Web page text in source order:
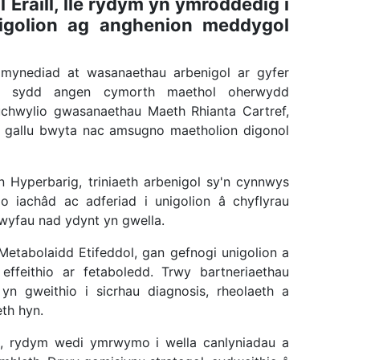
ag anghenion meddygol
at wasanaethau arbenigol ar gyfer
angen cymorth maethol oherwydd
gwasanaethau Maeth Rhianta Cartref,
bwyta nac amsugno maetholion digonol
Hyperbarig, triniaeth arbenigol sy'n cynnwys
iachâd ac adferiad i unigolion â chyflyrau
nad ydynt yn gwella.
Etifeddol, gan gefnogi unigolion a
ar fetaboledd. Trwy bartneriaethau
gweithio i sicrhau diagnosis, rheolaeth a
hyn.
rydym wedi ymrwymo i wella canlyniadau a